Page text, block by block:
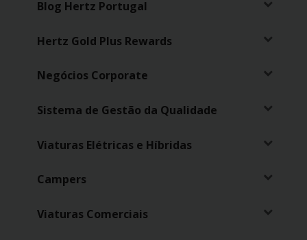
Hertz
Blog Hertz Portugal
Hertz Gold Plus Rewards
Negócios Corporate
Sistema de Gestão da Qualidade
Viaturas Elétricas e Híbridas
Campers
Viaturas Comerciais